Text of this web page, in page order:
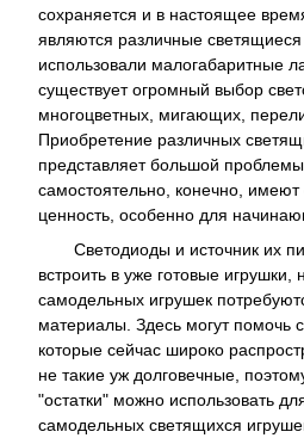
сохраняется и в настоящее
являются различные
использовали малогабаритные
существует огромный выбор
многоцветных, мигающих,
Приобретение различных
представляет большой
самостоятельно, конечно,
ценность, особенно для
Светодиоды и источник их
встроить в уже готовые игрушки,
самодельных игрушек
материалы. Здесь могут помочь
которые сейчас широко
не такие уж долговечные,
"остатки" можно использовать
самодельных светящихся